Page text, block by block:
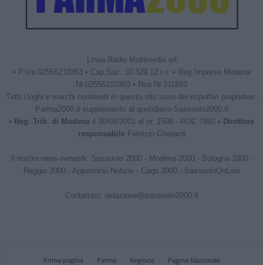
Linea Radio Multimedia srl
• P.Iva 02556210363 • Cap.Soc. 10.329,12 i.v. • Reg.Imprese Modena
Nr.02556210363 • Rea Nr.311810
Tutti i loghi e marchi contenuti in questo sito sono dei rispettivi proprietari.
Parma2000.it supplemento al quotidiano Sassuolo2000.it
• Reg. Trib. di Modena il 30/08/2001 al nr. 1599 - ROC 7892 • Direttore
responsabileFabrizio Gherardi
Il nostro news-network: Sassuolo 2000- Modena 2000- Bologna 2000-
Reggio 2000- Appennino Notizie - Carpi 2000- SassuoloOnLine
Contattaci: redazione@sassuolo2000.it
Prima pagina Parma Regione Pagina Nazionale